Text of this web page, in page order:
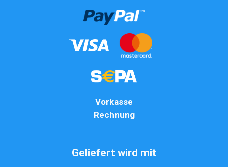
Vorkasse
Rechnung
Geliefert wird mit